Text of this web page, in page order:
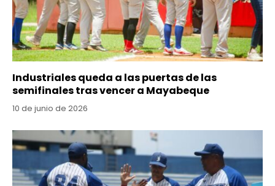
Industriales queda a las puertas de las
semifinales tras vencer a Mayabeque
10 de junio de 2026